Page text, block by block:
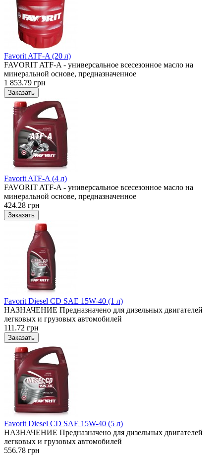
Favorit ATF-A (20 л)
FAVORIT ATF-A - универсальное всесезонное масло на
минеральной основе, предназначенное
1 853.79 грн
Favorit ATF-A (4 л)
FAVORIT ATF-A - универсальное всесезонное масло на
минеральной основе, предназначенное
424.28 грн
Favorit Diesel CD SAE 15W-40 (1 л)
НАЗНАЧЕНИЕ Предназначено для дизельных двигателей
легковых и грузовых автомобилей
111.72 грн
Favorit Diesel CD SAE 15W-40 (5 л)
НАЗНАЧЕНИЕ Предназначено для дизельных двигателей
легковых и грузовых автомобилей
556.78 грн